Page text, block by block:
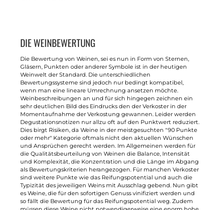
DIE WEINBEWERTUNG
Die Bewertung von Weinen, sei es nun in Form von Sternen,
Gläsern, Punkten oder anderer Symbole ist in der heutigen
Weinwelt der Standard. Die unterschiedlichen
Bewertungssysteme sind jedoch nur bedingt kompatibel,
wenn man eine lineare Umrechnung ansetzen möchte.
Weinbeschreibungen an und für sich hingegen zeichnen ein
sehr deutlichen Bild des Eindrucks den der Verkoster in der
Momentaufnahme der Verkostung gewannen. Leider werden
Degustationsnotizen nur allzu oft auf den Punktwert reduziert.
Dies birgt Risiken, da Weine in der meistgesuchten "90 Punkte
oder mehr" Kategorie oftmals nicht den aktuellen Wünschen
und Ansprüchen gerecht werden. Im Allgemeinen werden für
die Qualitätsbeurteilung von Weinen die Balance, Intensität
und Komplexität, die Konzentration und die Länge im Abgang
als Bewertungskriterien herangezogen. Für manchen Verkoster
sind weitere Punkte wie das Reifungspotential und auch die
Typizität des jeweiligen Weins mit Ausschlag gebend. Nun gibt
es Weine, die für den sofortigen Genuss vinifiziert werden und
so fällt die Bewertung für das Reifungspotential weg. Zudem